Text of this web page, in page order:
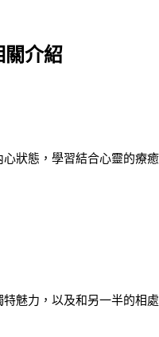
關介紹
狀態，學習結合心靈的療
魅力，以及和另一半的相